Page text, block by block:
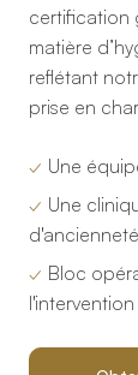
certification
matière
reflétant
prise en
✓ Une
✓ Une
d'ancienneté
✓ Bloc
l'intervention